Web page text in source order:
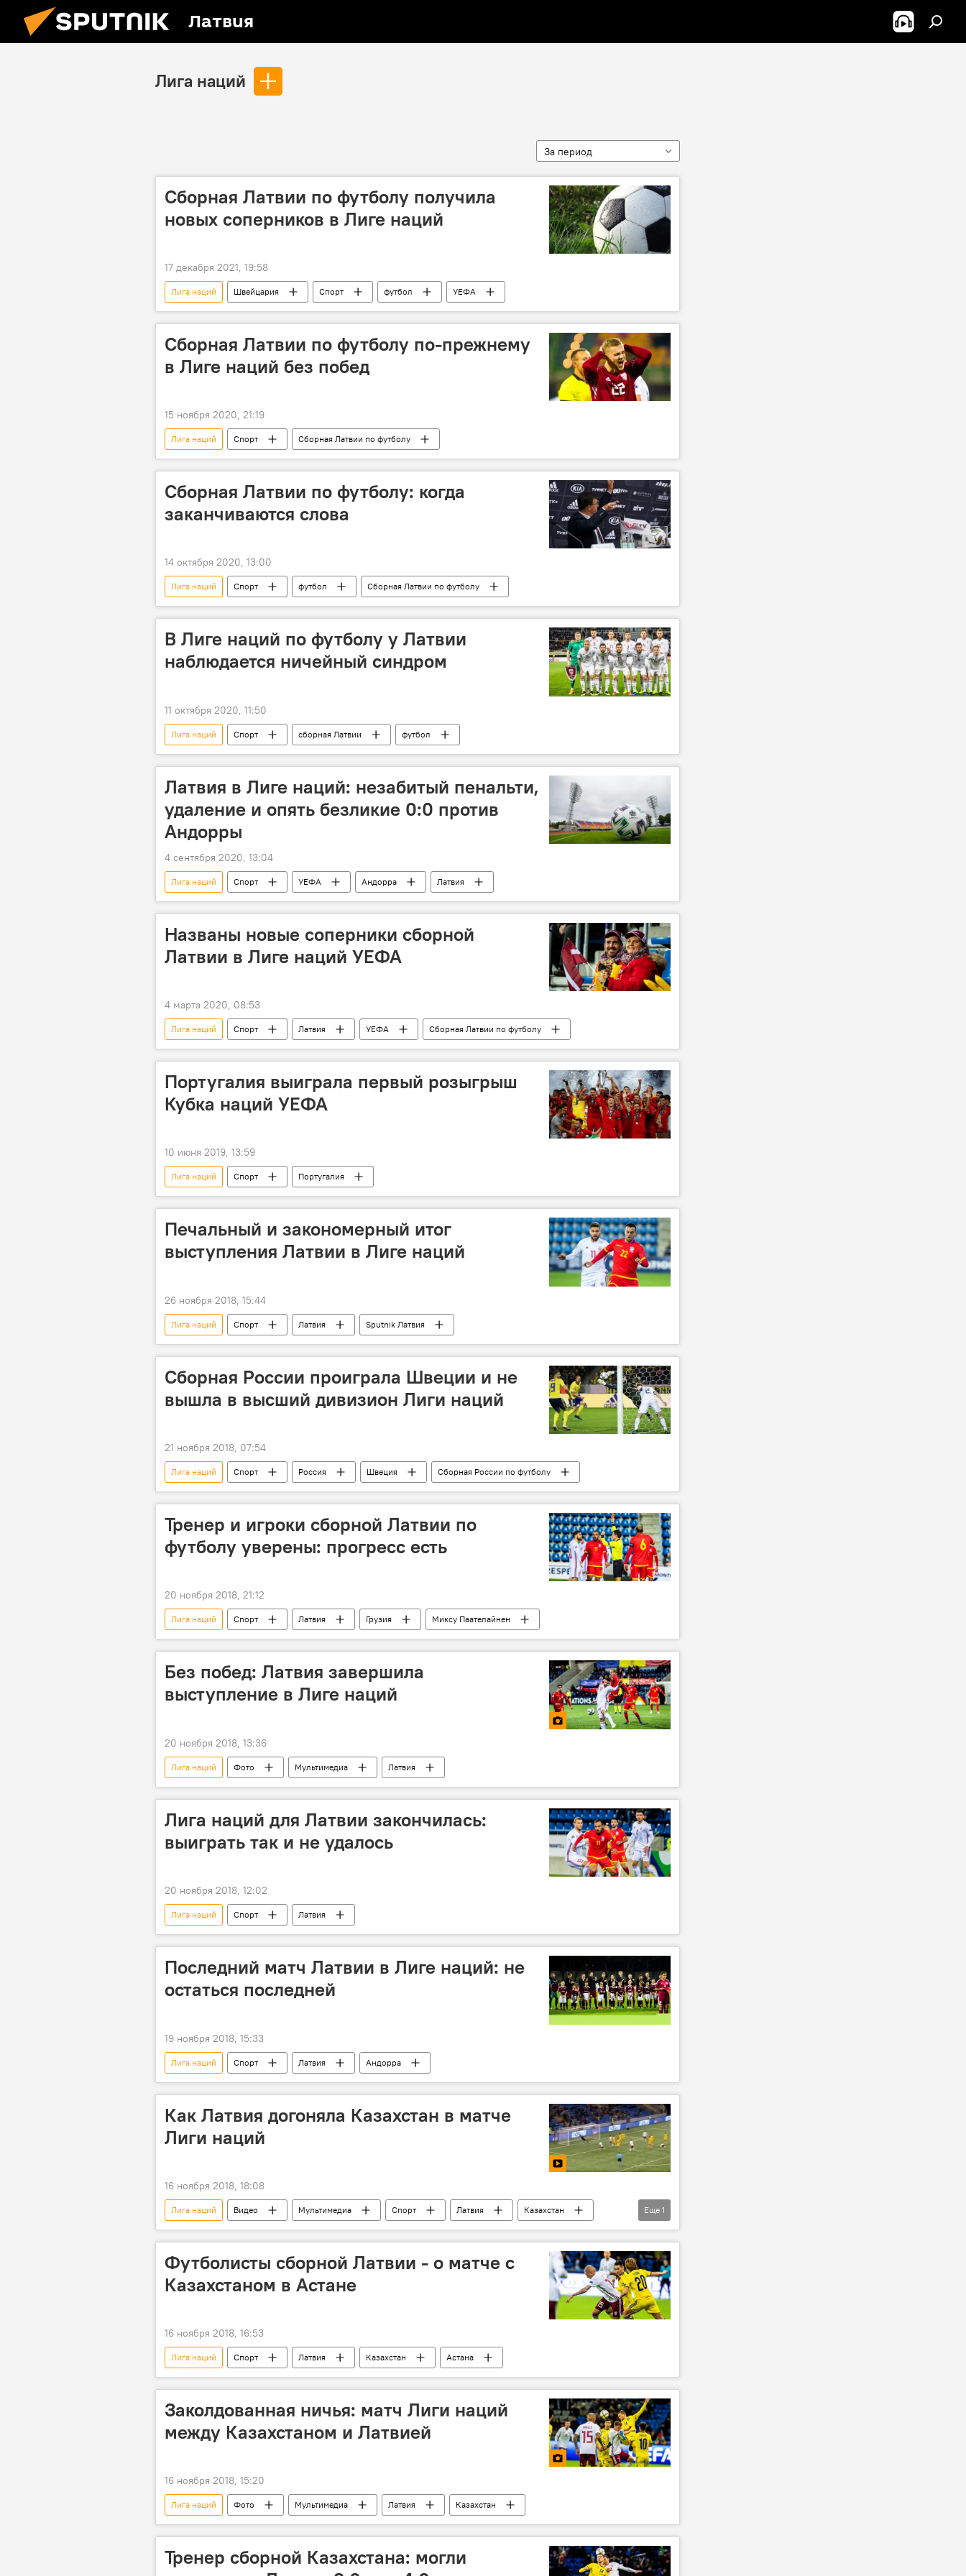
Латвия
Лига наций
За период
Сборная Латвии по футболу получила
новых соперников в Лиге наций
17 декабря 2021, 19:58
Лига наций Швейцария Спорт футбол УЕФА
Сборная Латвии по футболу по-прежнему
в Лиге наций без побед
15 ноября 2020, 21:19
Лига наций Спорт Сборная Латвии по футболу
Сборная Латвии по футболу: когда
заканчиваются слова
14 октября 2020, 13:00
Лига наций Спорт футбол Сборная Латвии по футболу
В Лиге наций по футболу у Латвии
наблюдается ничейный синдром
11 октября 2020, 11:50
Лига наций Спорт сборная Латвии футбол
Латвия в Лиге наций: незабитый пенальти,
удаление и опять безликие 0:0 против
Андорры
4 сентября 2020, 13:04
Лига наций Спорт УЕФА Андорра Латвия
Названы новые соперники сборной
Латвии в Лиге наций УЕФА
4 марта 2020, 08:53
Лига наций Спорт Латвия УЕФА Сборная Латвии по футболу
Португалия выиграла первый розыгрыш
Кубка наций УЕФА
10 июня 2019, 13:59
Лига наций Спорт Португалия
Печальный и закономерный итог
выступления Латвии в Лиге наций
26 ноября 2018, 15:44
Лига наций Спорт Латвия Sputnik Латвия
Сборная России проиграла Швеции и не
вышла в высший дивизион Лиги наций
21 ноября 2018, 07:54
Лига наций Спорт Россия Швеция Сборная России по футболу
Тренер и игроки сборной Латвии по
футболу уверены: прогресс есть
20 ноября 2018, 21:12
Лига наций Спорт Латвия Грузия Миксу Паателайнен
Без побед: Латвия завершила
выступление в Лиге наций
20 ноября 2018, 13:36
Лига наций Фото Мультимедиа Латвия
Лига наций для Латвии закончилась:
выиграть так и не удалось
20 ноября 2018, 12:02
Лига наций Спорт Латвия
Последний матч Латвии в Лиге наций: не
остаться последней
19 ноября 2018, 15:33
Лига наций Спорт Латвия Андорра
Как Латвия догоняла Казахстан в матче
Лиги наций
16 ноября 2018, 18:08
Лига наций Видео Мультимедиа Спорт Латвия
Казахстан
Андорра
Еще 1
Футболисты сборной Латвии - о матче с
Казахстаном в Астане
16 ноября 2018, 16:53
Лига наций Спорт Латвия Казахстан Астана
Заколдованная ничья: матч Лиги наций
между Казахстаном и Латвией
16 ноября 2018, 15:20
Лига наций Фото Мультимедиа Латвия Казахстан
Тренер сборной Казахстана: могли